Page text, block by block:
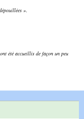
».
été accueillis de façon un peu